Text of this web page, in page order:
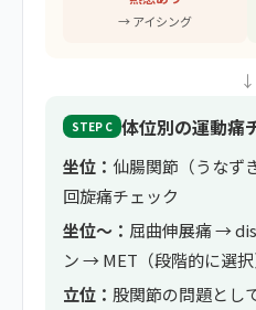
→ アイシング
↓
STEP C 体位別の運動痛
坐位： 仙腸関節（うなず
回旋痛チェック
坐位〜： 屈曲伸展痛 →
ン → MET（段階的に選択
立位： 股関節の問題とし